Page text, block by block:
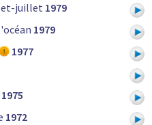
juillet 1979
1979
1977
1975
1972